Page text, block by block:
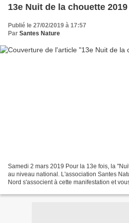
13e Nuit de la chouette 2019
Publié le 27/02/2019 à 17:57
Par Santes Nature
Samedi 2 mars 2019 Pour la 13e fois, la
au niveau national. L'association Santes
Nord s'associent à cette manifestation et